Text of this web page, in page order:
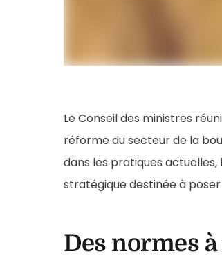
Le Conseil des ministres
réforme du secteur de la
dans les pratiques
stratégique destinée à
Des normes